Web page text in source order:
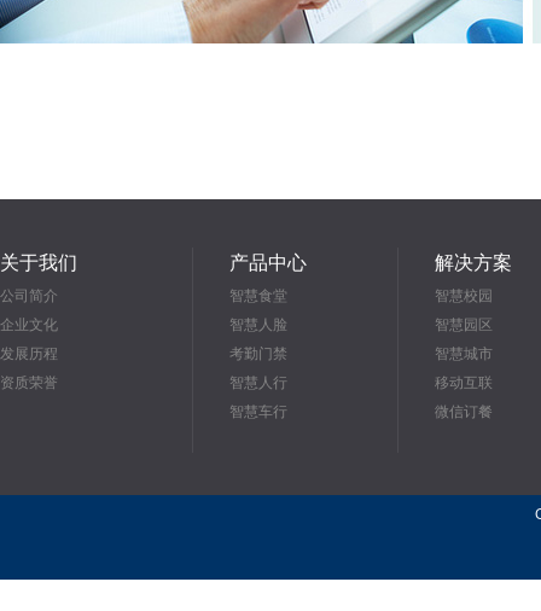
关于我们
公司简介
企业文化
发展历程
资质荣誉
产品中心
智慧食堂
智慧人脸
考勤门禁
智慧人行
智慧车行
解决方案
智慧校园
智慧园区
智慧城市
移动互联
微信订餐